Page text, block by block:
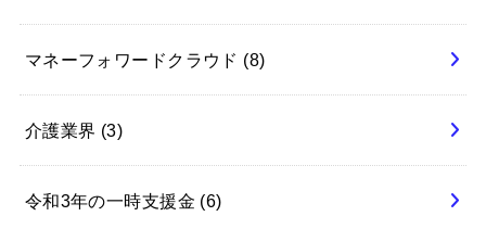
マネーフォワードクラウド (8)
介護業界 (3)
令和3年の一時支援金 (6)